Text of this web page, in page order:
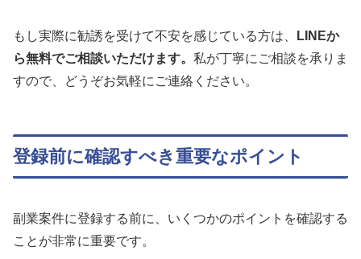
もし実際に勧誘を受けて不安を感じている方は、
LINEか
ら無料でご相談いただけます。 私が丁寧にご相談を承りま
すので、どうぞお気軽にご連絡ください。
登録前に確認すべき重要なポイント
副業案件に登録する前に、いくつかのポイントを確認する
ことが非常に重要です。